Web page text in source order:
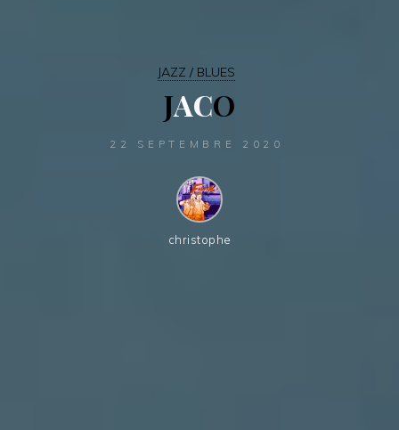
JAZZ / BLUES
JACO
22 SEPTEMBRE 2020
christophe